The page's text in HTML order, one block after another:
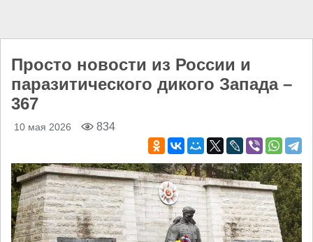
Просто новости из России и
паразитического дикого Запада –
367
10 мая 2026 834